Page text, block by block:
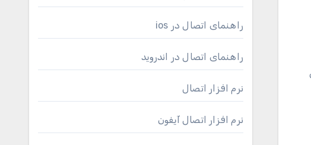
راهنمای اتصال در ios
راهنمای اتصال در اندروید
نرم افزار اتصال
نرم افزار اتصال آیفون